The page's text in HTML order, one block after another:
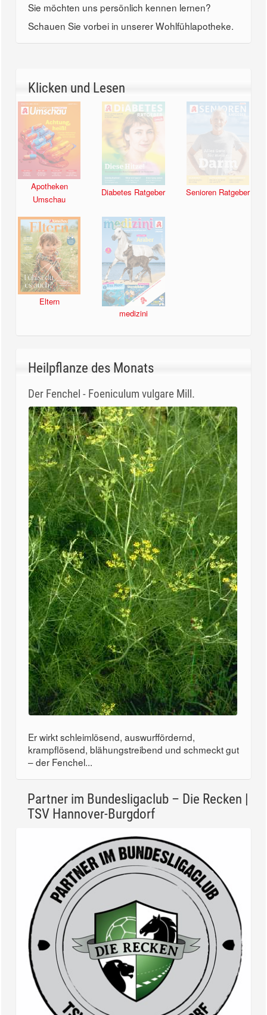
Sie möchten uns persönlich kennen lernen?
Schauen Sie vorbei in unserer Wohlfühlapotheke.
Klicken und Lesen
Apotheken
Umschau
Diabetes Ratgeber Senioren Ratgeber
Eltern
medizini
Heilpflanze des Monats
Der Fenchel - Foeniculum vulgare Mill.
Er wirkt schleimlösend, auswurffördernd,
krampflösend, blähungstreibend und schmeckt gut
– der Fenchel...
Partner im Bundesligaclub – Die Recken |
TSV Hannover-Burgdorf